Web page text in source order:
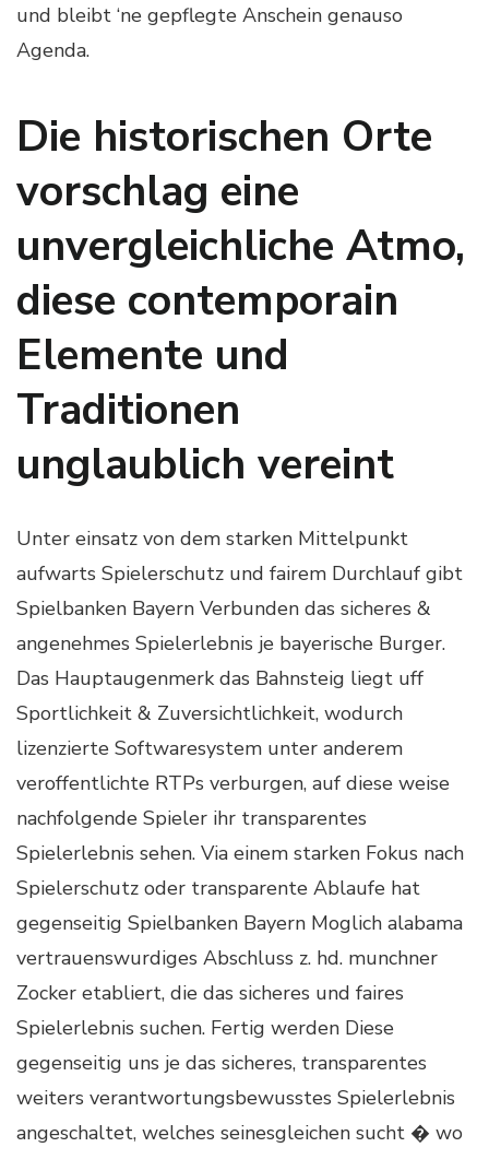
und bleibt ‘ne gepflegte Anschein genauso
Agenda.
Die historischen Orte
vorschlag eine
unvergleichliche Atmo,
diese contemporain
Elemente und
Traditionen
unglaublich vereint
Unter einsatz von dem starken Mittelpunkt
aufwarts Spielerschutz und fairem Durchlauf gibt
Spielbanken Bayern Verbunden das sicheres &
angenehmes Spielerlebnis je bayerische Burger.
Das Hauptaugenmerk das Bahnsteig liegt uff
Sportlichkeit & Zuversichtlichkeit, wodurch
lizenzierte Softwaresystem unter anderem
veroffentlichte RTPs verburgen, auf diese weise
nachfolgende Spieler ihr transparentes
Spielerlebnis sehen. Via einem starken Fokus nach
Spielerschutz oder transparente Ablaufe hat
gegenseitig Spielbanken Bayern Moglich alabama
vertrauenswurdiges Abschluss z. hd. munchner
Zocker etabliert, die das sicheres und faires
Spielerlebnis suchen. Fertig werden Diese
gegenseitig uns je das sicheres, transparentes
weiters verantwortungsbewusstes Spielerlebnis
angeschaltet, welches seinesgleichen sucht � wo